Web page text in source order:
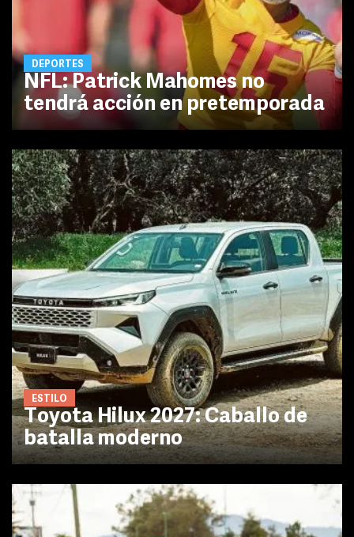
DEPORTES
NFL: Patrick Mahomes no
tendrá acción en pretemporada
ESTILO
Toyota Hilux 2027: Caballo de
batalla moderno